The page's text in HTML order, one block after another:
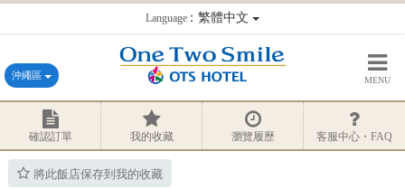
Language：繁體中文
沖繩區 MENU
確認訂單 我的收藏 瀏覽履歷 客服中心・FAQ
將此飯店保存到我的收藏